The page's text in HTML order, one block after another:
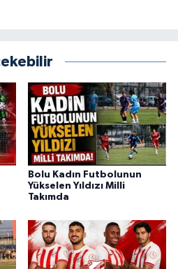
Bolu Kadın Futbolunun
Yükselen Yıldızı Milli
Takımda